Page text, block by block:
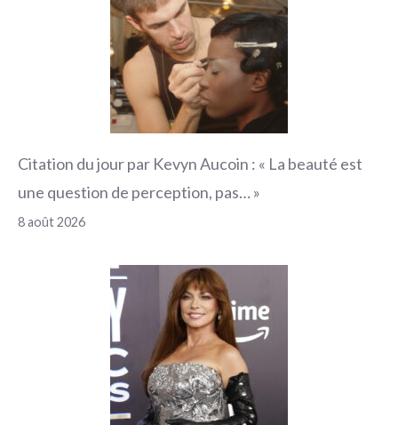
Citation du jour par Kevyn Aucoin : « La beauté est
une question de perception, pas… »
8 août 2026